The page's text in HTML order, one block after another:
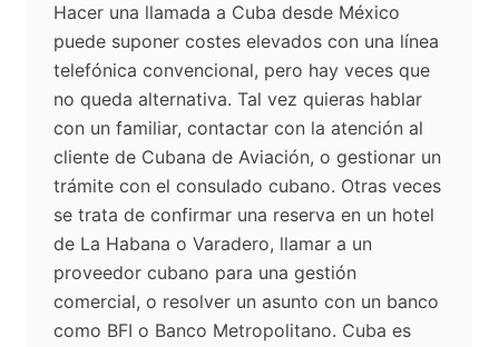
Hacer una llamada a Cuba desde México
puede suponer costes elevados con una línea
telefónica convencional, pero hay veces que
no queda alternativa. Tal vez quieras hablar
con un familiar, contactar con la atención al
cliente de Cubana de Aviación, o gestionar un
trámite con el consulado cubano. Otras veces
se trata de confirmar una reserva en un hotel
de La Habana o Varadero, llamar a un
proveedor cubano para una gestión
comercial, o resolver un asunto con un banco
como BFI o Banco Metropolitano. Cuba es